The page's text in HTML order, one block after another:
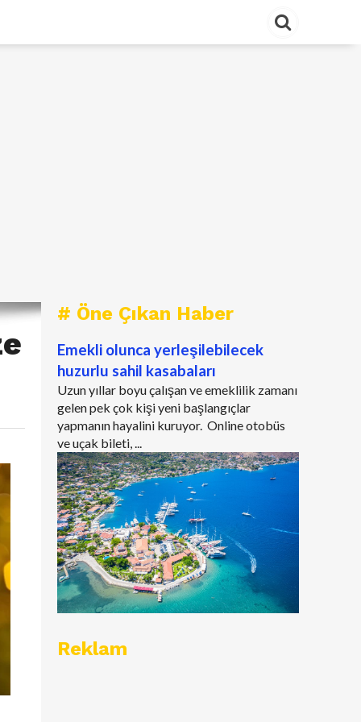
# Öne Çıkan Haber
Emekli olunca yerleşilebilecek
huzurlu sahil kasabaları
Uzun yıllar boyu çalışan ve emeklilik zamanı
gelen pek çok kişi yeni başlangıçlar
yapmanın hayalini kuruyor. Online otobüs
ve uçak bileti, ...
Reklam